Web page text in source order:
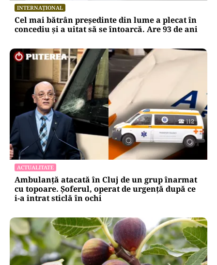
INTERNAȚIONAL
Cel mai bătrân președinte din lume a plecat în
concediu și a uitat să se întoarcă. Are 93 de ani
ACTUALITATE
Ambulanță atacată în Cluj de un grup înarmat
cu topoare. Șoferul, operat de urgență după ce
i-a intrat sticlă în ochi